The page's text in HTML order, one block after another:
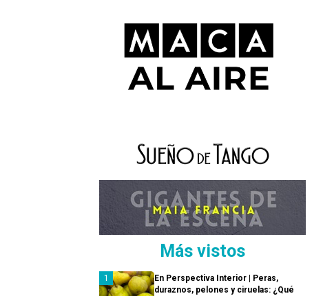
Más vistos
En Perspectiva Interior | Peras,
duraznos, pelones y ciruelas: ¿Qué